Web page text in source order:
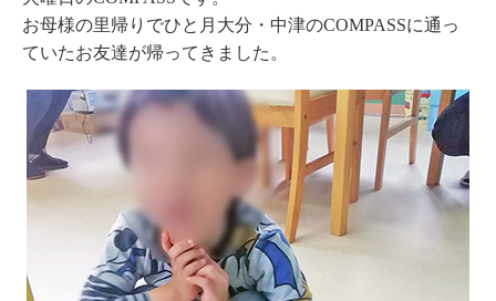
お母様の里帰りでひと月大分・中津のCOMPASSに通っ
ていたお友達が帰ってきました。